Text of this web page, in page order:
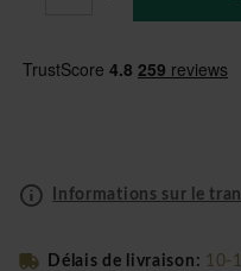
Informations sur le
Délais de livraison: 10-